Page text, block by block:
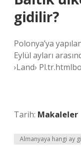
gidilir?
Polonya’ya
Eylül ayları
›Land›
Tarih: Makaleler
Almanyaya hangi ay